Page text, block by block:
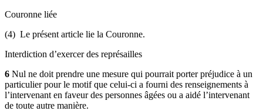
Couronne liée
(4) Le présent article lie la Couronne.
Interdiction d’exercer des représailles
6 Nul ne doit prendre une mesure qui pourrait porter préjudice à un
particulier pour le motif que celui-ci a fourni des renseignements à
l’intervenant en faveur des personnes âgées ou a aidé l’intervenant
de toute autre manière.